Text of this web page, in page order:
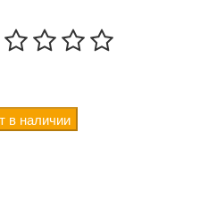
в наличии